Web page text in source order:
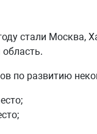
стали Москва,
по развитию